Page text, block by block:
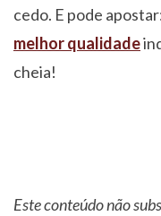
cedo. E pode
melhor qualidade
cheia!
Este conteúdo não